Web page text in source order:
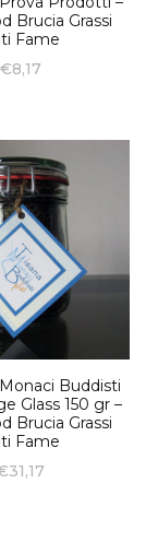
Brucia Grassi
Fame
€8,17
Buddisti
Glass 150 gr –
Brucia Grassi
Fame
31,17